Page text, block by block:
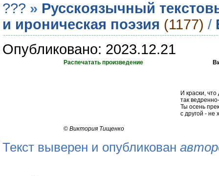
??? » Русскоязычный
и ироническая поэзия (1177) /
Опубликовано: 2023.12.21
Распечатать произведение
И краски,
так
Ты осень
с другой - не
© Виктория Тищенко
Текст выверен и опубликован